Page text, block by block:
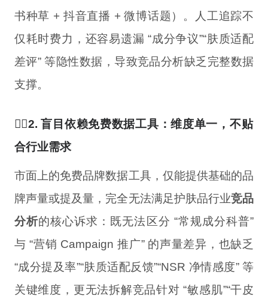
书种草 + 抖音直播 + 微博话题）。人工追踪不
仅耗时费力，还容易遗漏 “成分争议”“肤质适配
差评” 等隐性数据，导致竞品分析缺乏完整数据
支撑。
🤷‍♂️2. 盲目依赖免费数据工具：维度单一，不贴
合行业需求
市面上的免费品牌数据工具，仅能提供基础的品
牌声量或提及量，完全无法满足护肤品行业竞品
分析的核心诉求：既无法区分 “常规成分科普”
与 “营销 Campaign 推广” 的声量差异，也缺乏
“成分提及率”“肤质适配反馈”“NSR 净情感度” 等
关键维度，更无法拆解竞品针对 “敏感肌”“干皮